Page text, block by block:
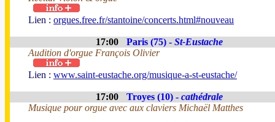
Lien : orgues.free.fr/stantoine/concerts.html#nouveau
17:00 Paris (75) - St-Eustache
Audition d'orgue François Olivier
Lien : www.saint-eustache.org/musique-a-st-eustache/
17:00 Troyes (10) - cathédrale
Musique pour orgue avec aux claviers Michaël Matthes